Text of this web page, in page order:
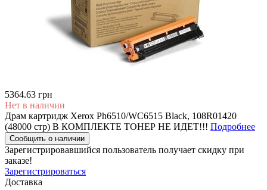
5364.63 грн
Нет в наличии
Драм картридж Xerox Ph6510/WC6515 Black, 108R01420
(48000 стр) В КОМПЛЕКТЕ ТОНЕР НЕ ИДЕТ!!! Подробнее
Сообщить о наличии
Зарегистрировавшийся пользователь получает скидку при
заказе!
Зарегистрироваться
Доставка